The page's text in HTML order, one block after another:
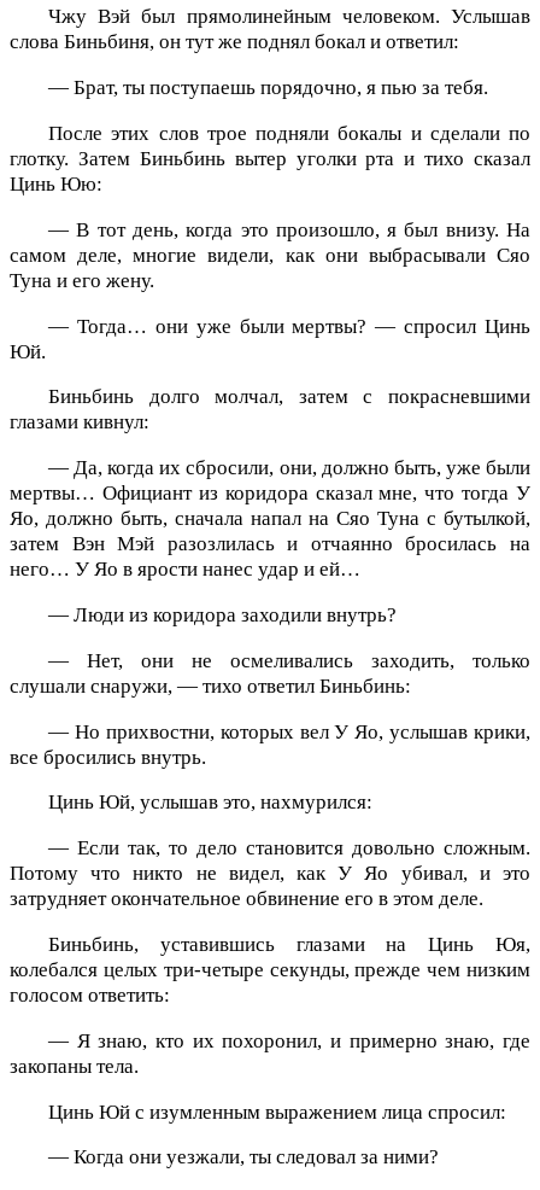
Чжу Вэй был прямолинейным человеком. Услышав
слова Биньбиня, он тут же поднял бокал и ответил:
— Брат, ты поступаешь порядочно, я пью за тебя.
После этих слов трое подняли бокалы и сделали по
глотку. Затем Биньбинь вытер уголки рта и тихо сказал
Цинь Юю:
— В тот день, когда это произошло, я был внизу. На
самом деле, многие видели, как они выбрасывали Сяо
Туна и его жену.
— Тогда… они уже были мертвы? — спросил Цинь
Юй.
Биньбинь долго молчал, затем с покрасневшими
глазами кивнул:
— Да, когда их сбросили, они, должно быть, уже были
мертвы… Официант из коридора сказал мне, что тогда У
Яо, должно быть, сначала напал на Сяо Туна с бутылкой,
затем Вэн Мэй разозлилась и отчаянно бросилась на
него… У Яо в ярости нанес удар и ей…
— Люди из коридора заходили внутрь?
— Нет, они не осмеливались заходить, только
слушали снаружи, — тихо ответил Биньбинь:
— Но прихвостни, которых вел У Яо, услышав крики,
все бросились внутрь.
Цинь Юй, услышав это, нахмурился:
— Если так, то дело становится довольно сложным.
Потому что никто не видел, как У Яо убивал, и это
затрудняет окончательное обвинение его в этом деле.
Биньбинь, уставившись глазами на Цинь Юя,
колебался целых три-четыре секунды, прежде чем низким
голосом ответить:
— Я знаю, кто их похоронил, и примерно знаю, где
закопаны тела.
Цинь Юй с изумленным выражением лица спросил:
— Когда они уезжали, ты следовал за ними?